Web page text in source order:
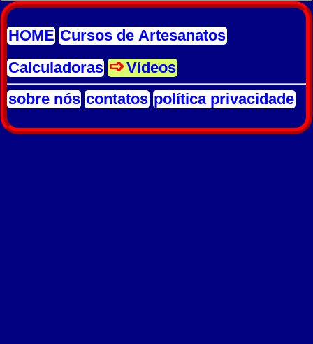
HOME Cursos de Artesanatos
Calculadoras
Vídeos
sobre nós contatos política privacidade